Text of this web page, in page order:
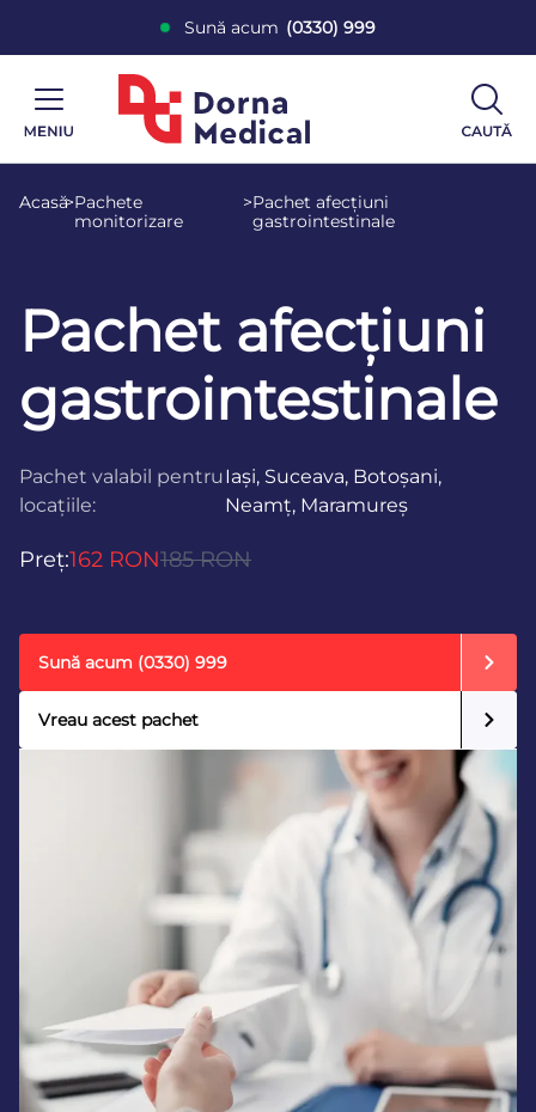
Sună acum (0330) 999
Acasă>Pachete
monitorizare
>Pachet afecțiuni
gastrointestinale
Pachet afecțiuni
gastrointestinale
Pachet valabil pentru
locațiile:
Iași, Suceava, Botoșani,
Neamț, Maramureș
Preț:162 RON185 RON
Sună acum (0330) 999
Vreau acest pachet